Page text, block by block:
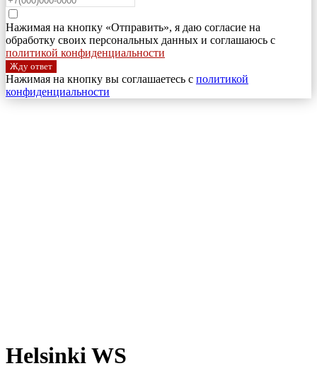
Нажимая на кнопку «Отправить», я даю согласие на
обработку своих персональных данных и соглашаюсь с
политикой конфиденциальности
Жду ответ
Нажимая на кнопку вы соглашаетесь с политикой
конфиденциальности
Helsinki WS